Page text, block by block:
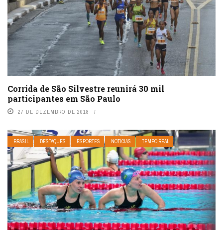
Corrida de São Silvestre reunirá 30 mil
participantes em São Paulo
27 DE DEZEMBRO DE 2018
BRASIL DESTAQUES ESPORTES NOTÍCIAS TEMPO REAL